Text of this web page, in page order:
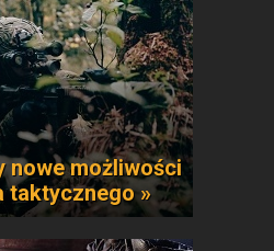
nowe możliwości
taktycznego »